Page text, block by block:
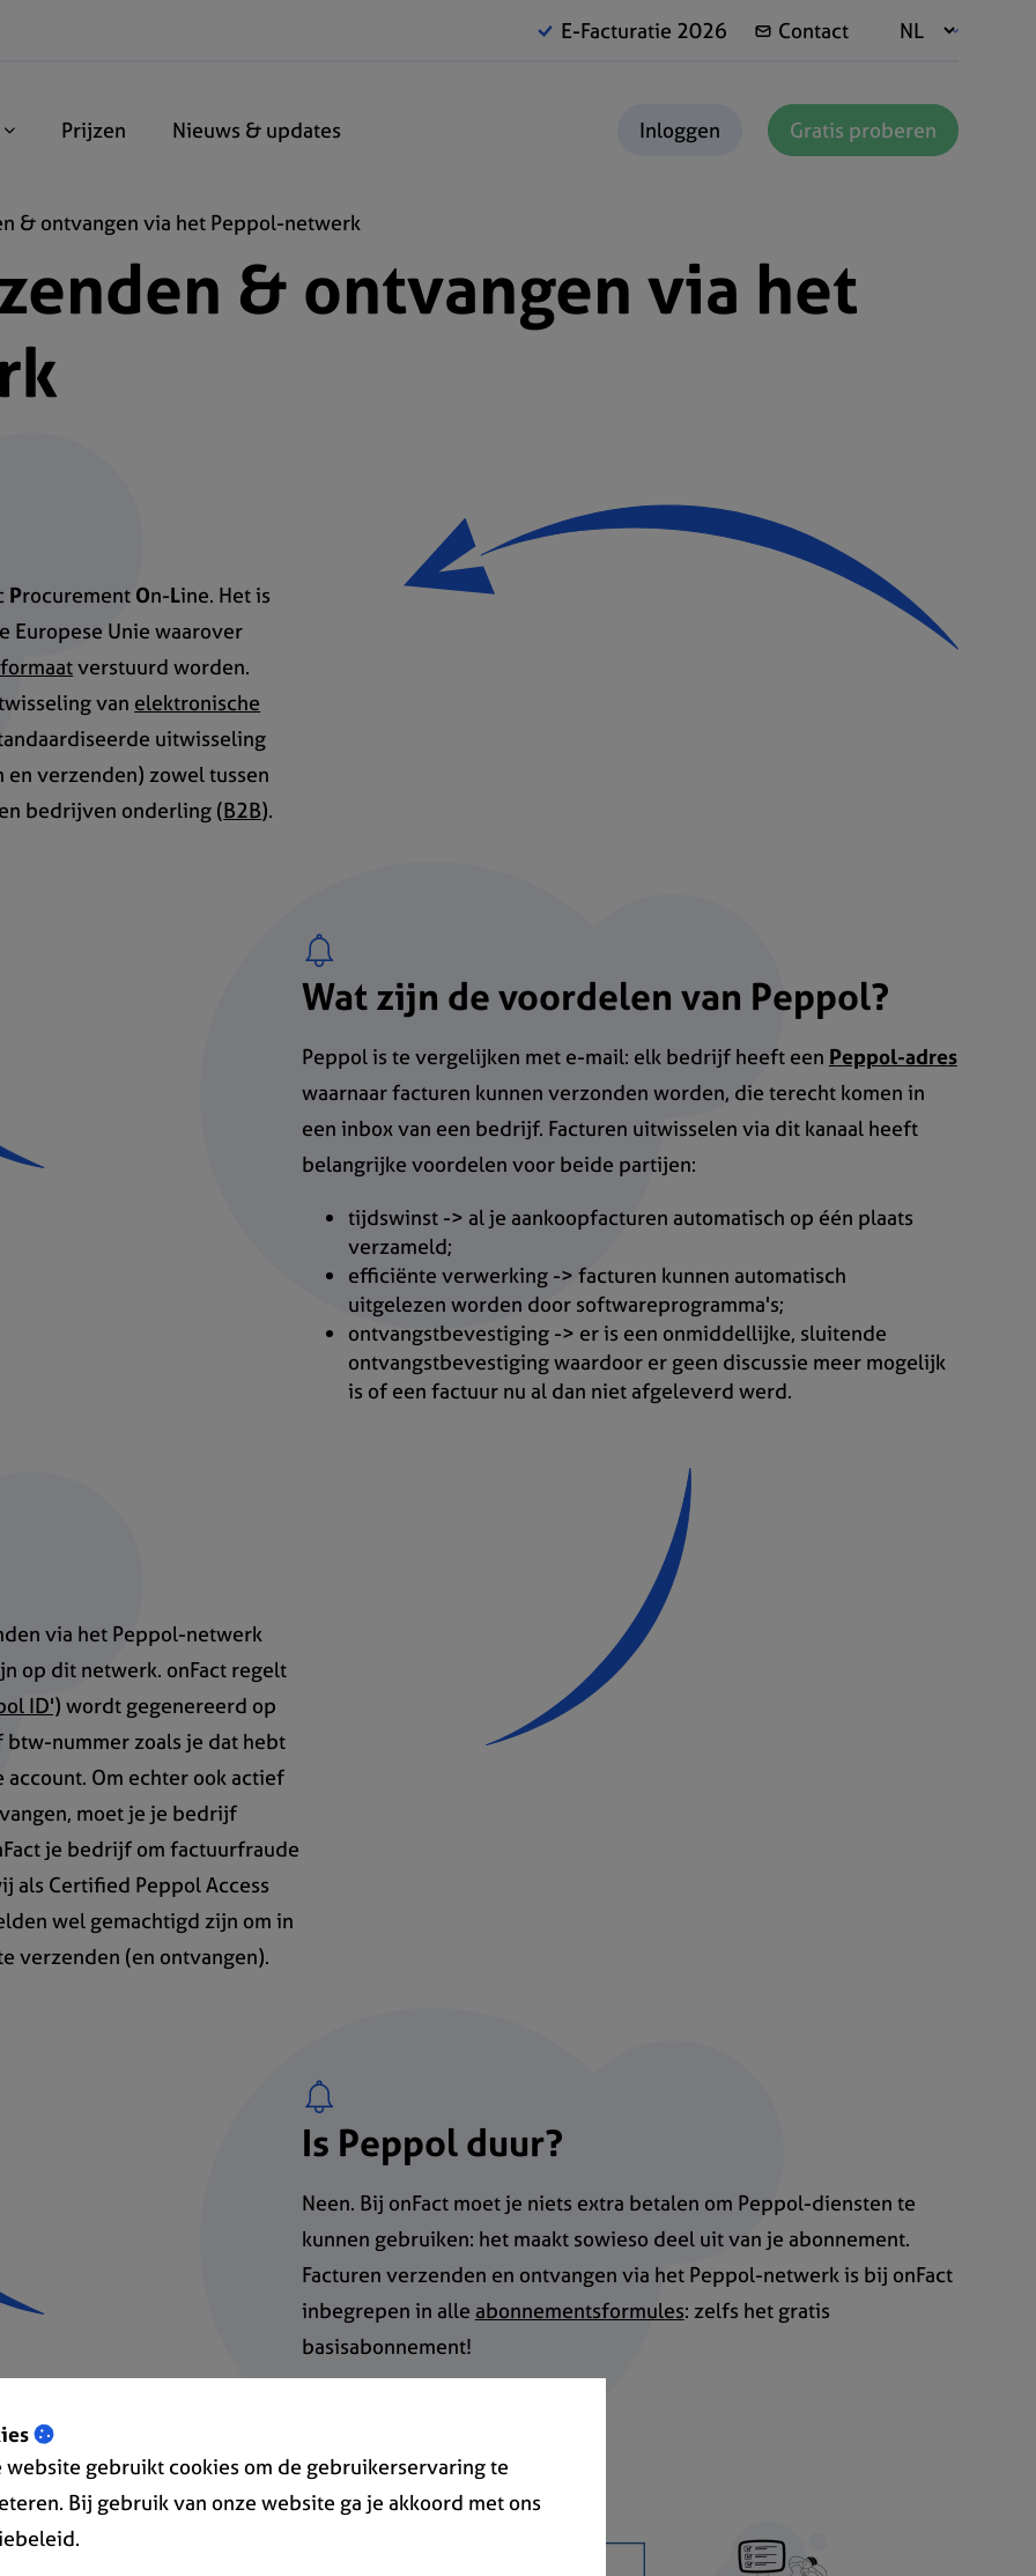
E-Facturatie 2026 Contact
Prijzen Nieuws & updates Inloggen Gratis proberen
& ontvangen via het Peppol-netwerk
& ontvangen via het
Procurement On-Line. Het is
Europese Unie waarover
verstuurd worden.
van elektronische
uitwisseling
verzenden) zowel tussen
bedrijven onderling (B2B).
Wat zijn de voordelen van Peppol?
Peppol is te vergelijken met e-mail: elk bedrijf heeft een Peppol-adres
waarnaar facturen kunnen verzonden worden, die terecht komen in
een inbox van een bedrijf. Facturen uitwisselen via dit kanaal heeft
belangrijke voordelen voor beide partijen:
tijdswinst -> al je aankoopfacturen automatisch op één plaats
verzameld;
efficiënte verwerking -> facturen kunnen automatisch
uitgelezen worden door softwareprogramma's;
ontvangstbevestiging -> er is een onmiddellijke, sluitende
ontvangstbevestiging waardoor er geen discussie meer mogelijk
is of een factuur nu al dan niet afgeleverd werd.
via het Peppol-netwerk
op dit netwerk. onFact regelt
ID')wordt gegenereerd op
nummer zoals je dat hebt
account. Om echter ook actief
moet je je bedrijf
je bedrijf om factuurfraude
als Certified Peppol Access
wel gemachtigd zijn om in
verzenden (en ontvangen).
Is Peppol duur?
Neen. Bij onFact moet je niets extra betalen om Peppol-diensten te
kunnen gebruiken: het maakt sowieso deel uit van je abonnement.
Facturen verzenden en ontvangen via het Peppol-netwerk is bij onFact
inbegrepen in alle abonnementsformules: zelfs het gratis
basisabonnement!
website gebruikt cookies om de gebruikerservaring te
Bij gebruik van onze website ga je akkoord met ons